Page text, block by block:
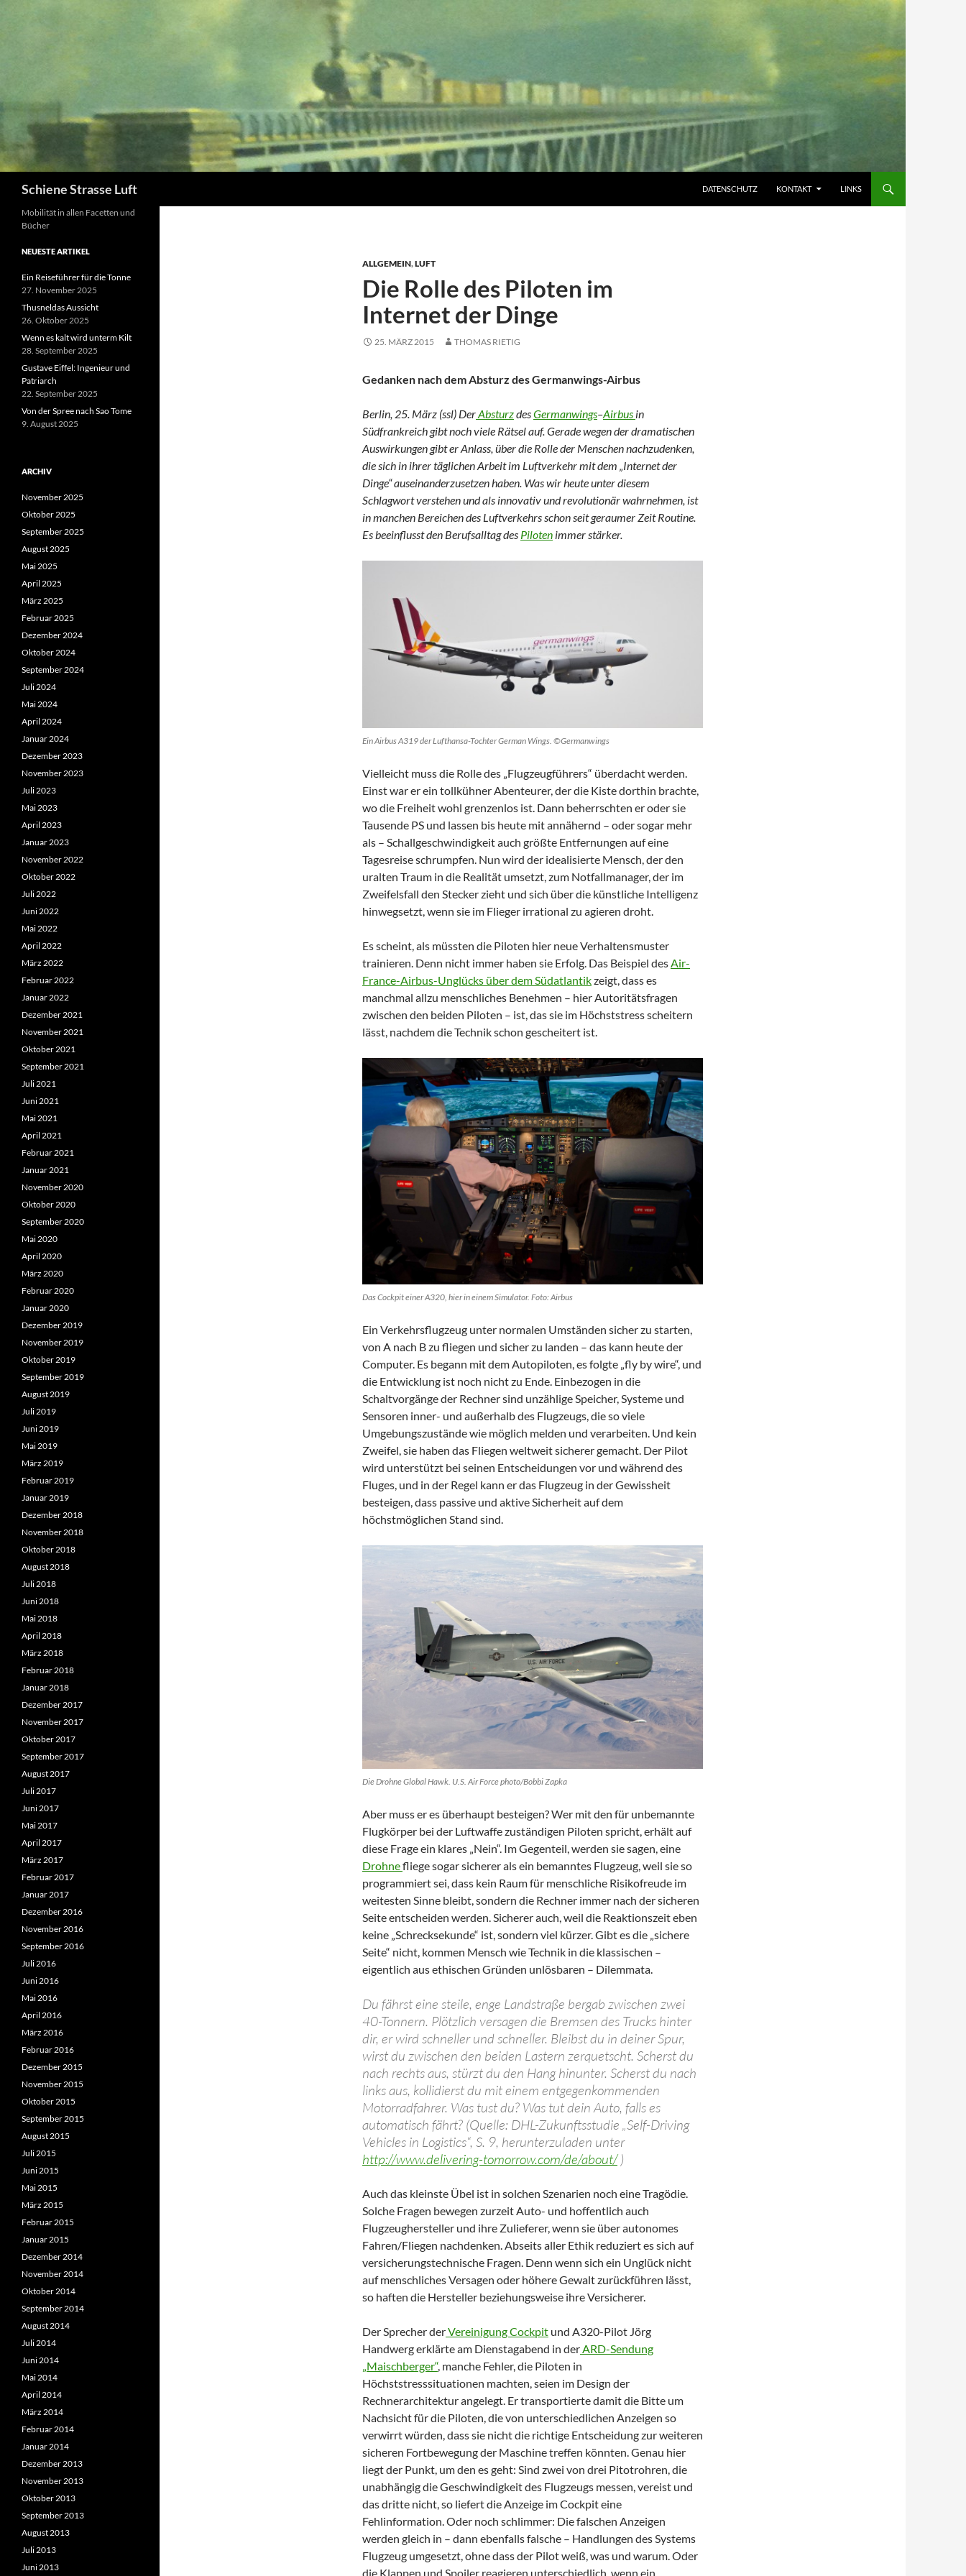
Schiene Strasse Luft DATENSCHUTZ KONTAKT LINKS
ALLGEMEIN,LUFT
Die Rolle des Piloten im
Internet der Dinge
25. MÄRZ 2015 THOMAS RIETIG
Gedanken nach dem Absturz des Germanwings-Airbus
Berlin, 25. März (ssl) DerAbsturzdesGermanwings–Airbus in
Südfrankreich gibt noch viele Rätsel auf. Gerade wegen der dramatischen
Auswirkungen gibt er Anlass, über die Rolle der Menschen nachzudenken,
die sich in ihrer täglichen Arbeit im Luftverkehr mit dem „Internet der
Dinge“ auseinanderzusetzen haben. Was wir heute unter diesem
Schlagwort verstehen und als innovativ und revolutionär wahrnehmen, ist
in manchen Bereichen des Luftverkehrs schon seit geraumer Zeit Routine.
Es beeinflusst den Berufsalltag des Piloten immer stärker.
Ein Airbus A319 der Lufthansa-Tochter German Wings. ©Germanwings
Vielleicht muss die Rolle des „Flugzeugführers“ überdacht werden.
Einst war er ein tollkühner Abenteurer, der die Kiste dorthin brachte,
wo die Freiheit wohl grenzenlos ist. Dann beherrschten er oder sie
Tausende PS und lassen bis heute mit annähernd – oder sogar mehr
als – Schallgeschwindigkeit auch größte Entfernungen auf eine
Tagesreise schrumpfen. Nun wird der idealisierte Mensch, der den
uralten Traum in die Realität umsetzt, zum Notfallmanager, der im
Zweifelsfall den Stecker zieht und sich über die künstliche Intelligenz
hinwegsetzt, wenn sie im Flieger irrational zu agieren droht.
Es scheint, als müssten die Piloten hier neue Verhaltensmuster
trainieren. Denn nicht immer haben sie Erfolg. Das Beispiel desAir-
France-Airbus-Unglücks über dem Südatlantikzeigt, dass es
manchmal allzu menschliches Benehmen – hier Autoritätsfragen
zwischen den beiden Piloten – ist, das sie im Höchststress scheitern
lässt, nachdem die Technik schon gescheitert ist.
Das Cockpit einer A320, hier in einem Simulator. Foto: Airbus
Ein Verkehrsflugzeug unter normalen Umständen sicher zu starten,
von A nach B zu fliegen und sicher zu landen – das kann heute der
Computer. Es begann mit dem Autopiloten, es folgte „fly by wire“, und
die Entwicklung ist noch nicht zu Ende. Einbezogen in die
Schaltvorgänge der Rechner sind unzählige Speicher, Systeme und
Sensoren inner- und außerhalb des Flugzeugs, die so viele
Umgebungszustände wie möglich melden und verarbeiten. Und kein
Zweifel, sie haben das Fliegen weltweit sicherer gemacht. Der Pilot
wird unterstützt bei seinen Entscheidungen vor und während des
Fluges, und in der Regel kann er das Flugzeug in der Gewissheit
besteigen, dass passive und aktive Sicherheit auf dem
höchstmöglichen Stand sind.
Die Drohne Global Hawk. U.S. Air Force photo/Bobbi Zapka
Aber muss er es überhaupt besteigen? Wer mit den für unbemannte
Flugkörper bei der Luftwaffe zuständigen Piloten spricht, erhält auf
diese Frage ein klares „Nein“. Im Gegenteil, werden sie sagen, eine
Drohnefliege sogar sicherer als ein bemanntes Flugzeug, weil sie so
programmiert sei, dass kein Raum für menschliche Risikofreude im
weitesten Sinne bleibt, sondern die Rechner immer nach der sicheren
Seite entscheiden werden. Sicherer auch, weil die Reaktionszeit eben
keine „Schrecksekunde“ ist, sondern viel kürzer. Gibt es die „sichere
Seite“ nicht, kommen Mensch wie Technik in die klassischen –
eigentlich aus ethischen Gründen unlösbaren – Dilemmata.
Du fährst eine steile, enge Landstraße bergab zwischen zwei
40-Tonnern. Plötzlich versagen die Bremsen des Trucks hinter
dir, er wird schneller und schneller. Bleibst du in deiner Spur,
wirst du zwischen den beiden Lastern zerquetscht. Scherst du
nach rechts aus, stürzt du den Hang hinunter. Scherst du nach
links aus, kollidierst du mit einem entgegenkommenden
Motorradfahrer. Was tust du? Was tut dein Auto, falls es
automatisch fährt? (Quelle: DHL-Zukunftsstudie „Self-Driving
Vehicles in Logistics“, S. 9, herunterzuladen unter
http://www.delivering-tomorrow.com/de/about/)
Auch das kleinste Übel ist in solchen Szenarien noch eine Tragödie.
Solche Fragen bewegen zurzeit Auto- und hoffentlich auch
Flugzeughersteller und ihre Zulieferer, wenn sie über autonomes
Fahren/Fliegen nachdenken. Abseits aller Ethik reduziert es sich auf
versicherungstechnische Fragen. Denn wenn sich ein Unglück nicht
auf menschliches Versagen oder höhere Gewalt zurückführen lässt,
so haften die Hersteller beziehungsweise ihre Versicherer.
Der Sprecher derVereinigung Cockpit und A320-Pilot Jörg
Handwerg erklärte am Dienstagabend in derARD-Sendung
„Maischberger“, manche Fehler, die Piloten in
Höchststresssituationen machten, seien im Design der
Rechnerarchitektur angelegt. Er transportierte damit die Bitte um
Nachsicht für die Piloten, die von unterschiedlichen Anzeigen so
verwirrt würden, dass sie nicht die richtige Entscheidung zur weiteren
sicheren Fortbewegung der Maschine treffen könnten. Genau hier
liegt der Punkt, um den es geht: Sind zwei von drei Pitotrohren, die
unabhängig die Geschwindigkeit des Flugzeugs messen, vereist und
das dritte nicht, so liefert die Anzeige im Cockpit eine
Fehlinformation. Oder noch schlimmer: Die falschen Anzeigen
werden gleich in – dann ebenfalls falsche – Handlungen des Systems
Flugzeug umgesetzt, ohne dass der Pilot weiß, was und warum. Oder
die Klappen und Spoiler reagieren unterschiedlich, wenn ein
Mobilität in allen Facetten und
Bücher
NEUESTE ARTIKEL
Ein Reiseführer für die Tonne
27. November 2025
Thusneldas Aussicht
26. Oktober 2025
Wenn es kalt wird unterm Kilt
28. September 2025
Gustave Eiffel: Ingenieur und
Patriarch
22. September 2025
Von der Spree nach Sao Tome
9. August 2025
ARCHIV
November 2025
Oktober 2025
September 2025
August 2025
Mai 2025
April 2025
März 2025
Februar 2025
Dezember 2024
Oktober 2024
September 2024
Juli 2024
Mai 2024
April 2024
Januar 2024
Dezember 2023
November 2023
Juli 2023
Mai 2023
April 2023
Januar 2023
November 2022
Oktober 2022
Juli 2022
Juni 2022
Mai 2022
April 2022
März 2022
Februar 2022
Januar 2022
Dezember 2021
November 2021
Oktober 2021
September 2021
Juli 2021
Juni 2021
Mai 2021
April 2021
Februar 2021
Januar 2021
November 2020
Oktober 2020
September 2020
Mai 2020
April 2020
März 2020
Februar 2020
Januar 2020
Dezember 2019
November 2019
Oktober 2019
September 2019
August 2019
Juli 2019
Juni 2019
Mai 2019
März 2019
Februar 2019
Januar 2019
Dezember 2018
November 2018
Oktober 2018
August 2018
Juli 2018
Juni 2018
Mai 2018
April 2018
März 2018
Februar 2018
Januar 2018
Dezember 2017
November 2017
Oktober 2017
September 2017
August 2017
Juli 2017
Juni 2017
Mai 2017
April 2017
März 2017
Februar 2017
Januar 2017
Dezember 2016
November 2016
September 2016
Juli 2016
Juni 2016
Mai 2016
April 2016
März 2016
Februar 2016
Dezember 2015
November 2015
Oktober 2015
September 2015
August 2015
Juli 2015
Juni 2015
Mai 2015
März 2015
Februar 2015
Januar 2015
Dezember 2014
November 2014
Oktober 2014
September 2014
August 2014
Juli 2014
Juni 2014
Mai 2014
April 2014
März 2014
Februar 2014
Januar 2014
Dezember 2013
November 2013
Oktober 2013
September 2013
August 2013
Juli 2013
Juni 2013